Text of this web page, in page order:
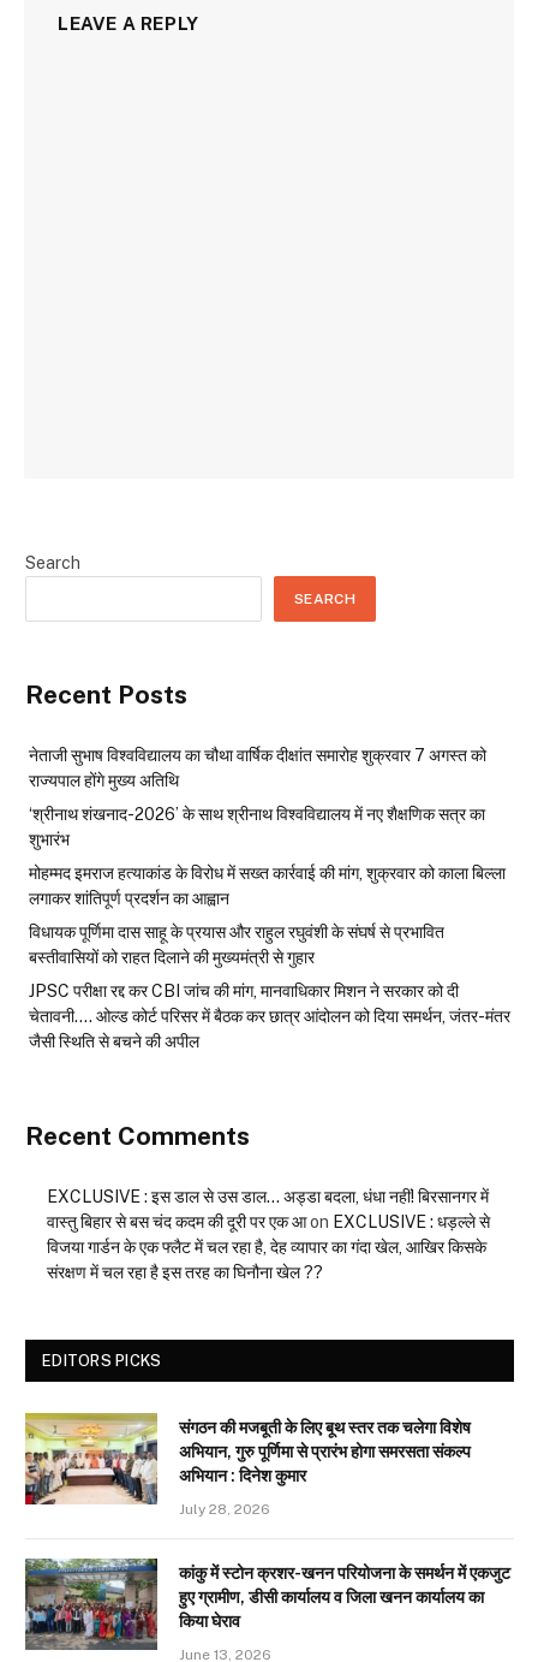
LEAVE A REPLY
Search
SEARCH
Recent Posts
नेताजी सुभाष विश्वविद्यालय का चौथा वार्षिक दीक्षांत समारोह शुक्रवार 7 अगस्त को
राज्यपाल होंगे मुख्य अतिथि
‘श्रीनाथ शंखनाद-2026’ के साथ श्रीनाथ विश्वविद्यालय में नए शैक्षणिक सत्र का
शुभारंभ
मोहम्मद इमराज हत्याकांड के विरोध में सख्त कार्रवाई की मांग, शुक्रवार को काला बिल्ला
लगाकर शांतिपूर्ण प्रदर्शन का आह्वान
विधायक पूर्णिमा दास साहू के प्रयास और राहुल रघुवंशी के संघर्ष से प्रभावित
बस्तीवासियों को राहत दिलाने की मुख्यमंत्री से गुहार
JPSC परीक्षा रद्द कर CBI जांच की मांग, मानवाधिकार मिशन ने सरकार को दी
चेतावनी…. ओल्ड कोर्ट परिसर में बैठक कर छात्र आंदोलन को दिया समर्थन, जंतर-मंतर
जैसी स्थिति से बचने की अपील
Recent Comments
EXCLUSIVE : इस डाल से उस डाल… अड्डा बदला, धंधा नहीं! बिरसानगर में
वास्तु बिहार से बस चंद कदम की दूरी पर एक आon EXCLUSIVE : धड़ल्ले से
विजया गार्डन के एक फ्लैट में चल रहा है, देह व्यापार का गंदा खेल, आखिर किसके
संरक्षण में चल रहा है इस तरह का घिनौना खेल ??
EDITORS PICKS
संगठन की मजबूती के लिए बूथ स्तर तक चलेगा विशेष
अभियान, गुरु पूर्णिमा से प्रारंभ होगा समरसता संकल्प
अभियान : दिनेश कुमार
July 28, 2026
कांकु में स्टोन क्रशर-खनन परियोजना के समर्थन में एकजुट
हुए ग्रामीण, डीसी कार्यालय व जिला खनन कार्यालय का
किया घेराव
June 13, 2026